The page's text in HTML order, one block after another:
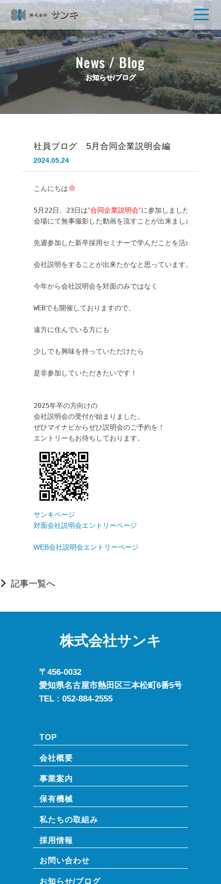
News / Blog
お知らせ/ブログ
社員ブログ 5月合同企業説明会編
2024.05.24
こんにちは
5月22日、23日は”合同企業説明会”に参加しました。
会場にて無事撮影した動画を流すことが出来ました
先週参加した新卒採用セミナーで学んだことを活かし、
会社説明をすることが出来たかなと思っています。
今年から会社説明会を対面のみではなく
WEBでも開催しておりますので、
遠方に住んでいる方にも
少しでも興味を持っていただけたら
是非参加していただきたいです！
2025年卒の方向けの
会社説明会の受付が始まりました。
ぜひマイナビからぜひ説明会のご予約を！
対面会社説明会エントリーページ
WEB会社説明会エントリーページ
記事一覧へ
株式会社サンキ
〒456-0032
愛知県名古屋市熱田区三本松町6番5号
TEL : 052-884-2555
TOP
会社概要
事業案内
保有機械
私たちの取組み
採用情報
お問い合わせ
お知らせ/ブログ